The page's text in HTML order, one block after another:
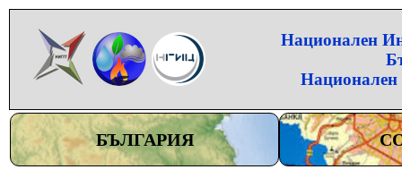
Национален
Национален
БЪЛГАРИЯ